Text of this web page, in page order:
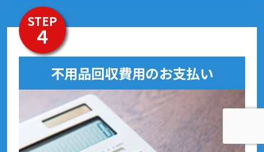
STEP
４
不用品回収費用のお支払い